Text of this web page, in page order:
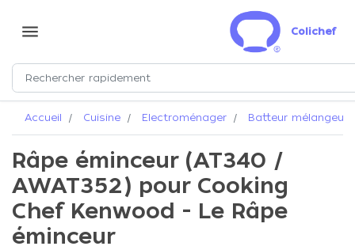
menu Colichef
Accueil Cuisine Electroménager Batteur mélangeur
Râpe éminceur (AT340 /
AWAT352) pour Cooking
Chef Kenwood - Le Râpe
éminceur